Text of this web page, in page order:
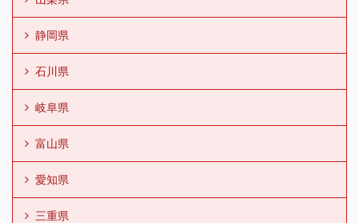
静岡県
石川県
岐阜県
富山県
愛知県
三重県